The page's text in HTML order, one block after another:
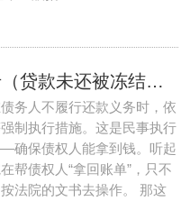
贷款没还 法院冻结银行卡（贷款未还被冻结银行卡）
务人不履行还款义务时，依
制执行措施。这是民事执行
确保债权人能拿到钱。听起
帮债权人“拿回账单”，只不
法院的文书去操作。 那这